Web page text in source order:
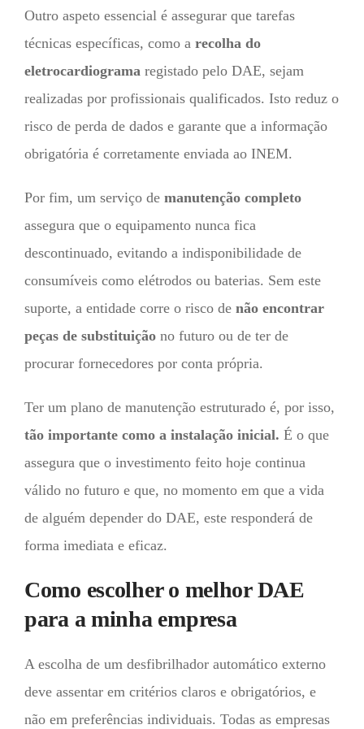
Outro aspeto essencial é assegurar que tarefas
técnicas específicas, como a recolha do
eletrocardiograma registado pelo DAE, sejam
realizadas por profissionais qualificados. Isto reduz o
risco de perda de dados e garante que a informação
obrigatória é corretamente enviada ao INEM.
Por fim, um serviço de manutenção completo
assegura que o equipamento nunca fica
descontinuado, evitando a indisponibilidade de
consumíveis como elétrodos ou baterias. Sem este
suporte, a entidade corre o risco de não encontrar
peças de substituição no futuro ou de ter de
procurar fornecedores por conta própria.
Ter um plano de manutenção estruturado é, por isso,
tão importante como a instalação inicial. É o que
assegura que o investimento feito hoje continua
válido no futuro e que, no momento em que a vida
de alguém depender do DAE, este responderá de
forma imediata e eficaz.
Como escolher o melhor DAE
para a minha empresa
A escolha de um desfibrilhador automático externo
deve assentar em critérios claros e obrigatórios, e
não em preferências individuais. Todas as empresas